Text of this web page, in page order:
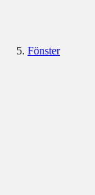
Fönster